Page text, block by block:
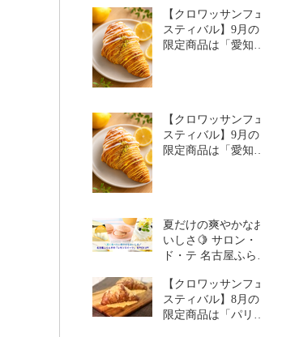
【クロワッサンフェ
スティバル】9月の
限定商品は「愛知牧
【クロワッサンフェ
スティバル】9月の
限定商品は「愛知牧
夏だけの爽やかなお
いしさ🍋 サロン・
ド・テ 名古屋ふらん
特集」
【クロワッサンフェ
スティバル】8月の
限定商品は「パリパ